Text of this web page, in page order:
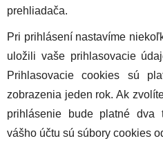
prehliadača.
Pri prihlásení nastavíme
uložili vaše prihlasovacie
Prihlasovacie cookies sú
zobrazenia jeden rok. Ak
prihlásenie bude platné
vášho účtu sú súbory cookies